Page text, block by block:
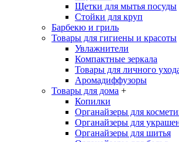
Щетки для мытья посуды
Стойки для круп
Барбекю и гриль
Товары для гигиены и красоты
Увлажнители
Компактные зеркала
Товары для личного
Аромадиффузоры
Товары для дома +
Копилки
Органайзеры для
Органайзеры для
Органайзеры для шитья